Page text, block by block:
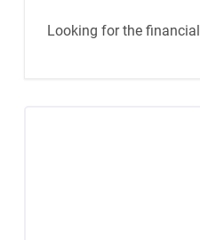
Looking for the